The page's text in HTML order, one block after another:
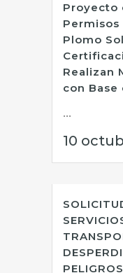
Proyecto
Permisos
Plomo
Realizan
con Base
...
10